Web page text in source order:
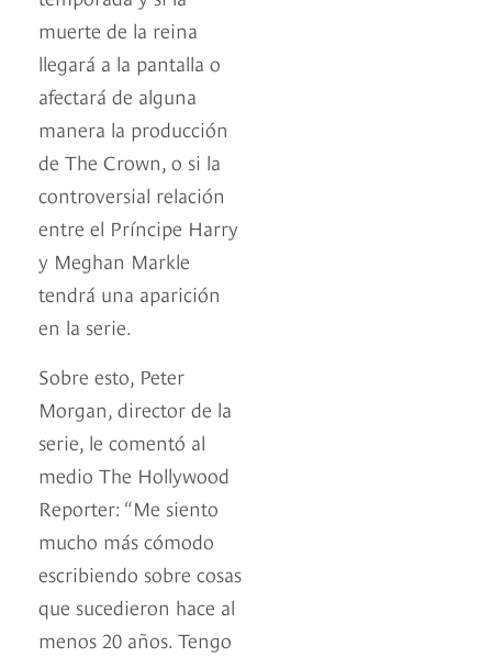
muerte de la reina
llegará a la pantalla o
afectará de alguna
manera la producción
de The Crown, o si la
controversial relación
entre el Príncipe Harry
y Meghan Markle
tendrá una aparición
en la serie.
Sobre esto, Peter
Morgan, director de la
serie, le comentó al
medio The Hollywood
Reporter: “Me siento
mucho más cómodo
escribiendo sobre cosas
que sucedieron hace al
menos 20 años. Tengo